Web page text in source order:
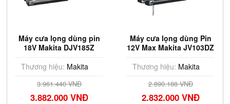
Máy cưa lọng dùng pin
18V Makita DJV185Z
Thương hiệu: Makita
3.961.440 VNĐ
3.882.000 VNĐ
Máy cưa lọng dùng Pin
12V Max Makita JV103DZ
Thương hiệu: Makita
2.890.188 VNĐ
2.832.000 VNĐ